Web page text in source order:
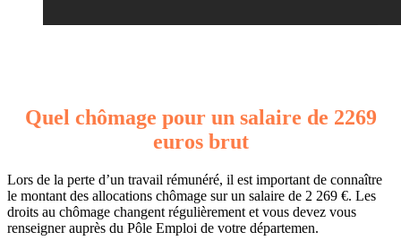
Quel chômage pour un salaire de 2269
euros brut
Lors de la perte d’un travail rémunéré, il est important de connaître
le montant des allocations chômage sur un salaire de 2 269 €. Les
droits au chômage changent régulièrement et vous devez vous
renseigner auprès du Pôle Emploi de votre départemen.